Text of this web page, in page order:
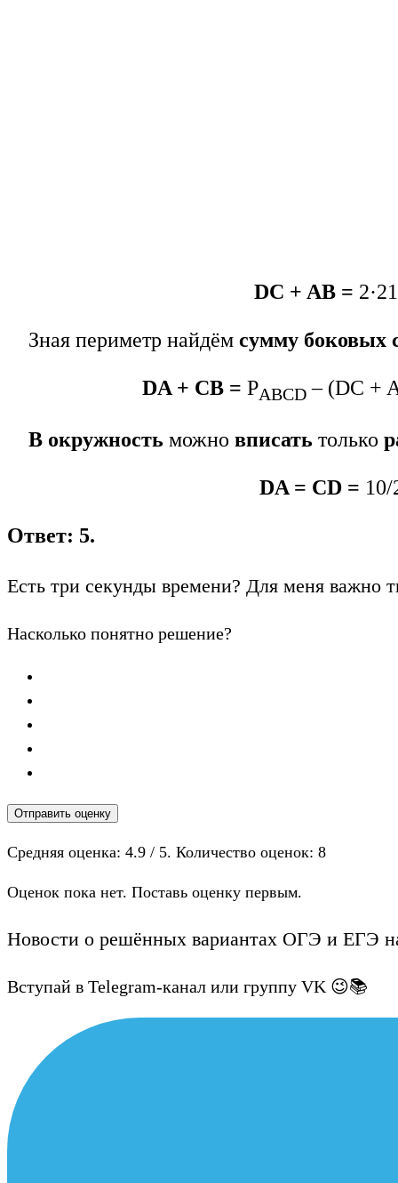
DC + AB =
Зная периметр найдём сумму боковых
DA + CВ = PABCD – (DC +
В окружность можно вписать только
DA = CD =
Ответ: 5.
Есть три секунды времени? Для меня важно
Насколько понятно решение?
Отправить оценку
Средняя оценка: 4.9 / 5. Количество оценок: 8
Оценок пока нет. Поставь оценку первым.
Новости о решённых вариантах ОГЭ и ЕГЭ
Вступай в Telegram-канал или группу VK 😉📚